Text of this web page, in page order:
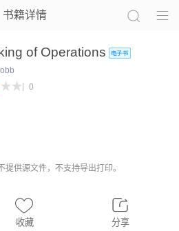
书籍详情
of Operations
0
供源文件，不支持导出打印。
收藏 分享